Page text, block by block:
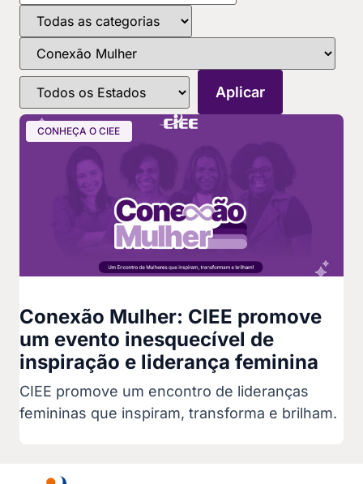
CONHEÇA O CIEE
Conexão Mulher: CIEE promove
um evento inesquecível de
inspiração e liderança feminina
CIEE promove um encontro de lideranças
femininas que inspiram, transforma e brilham.